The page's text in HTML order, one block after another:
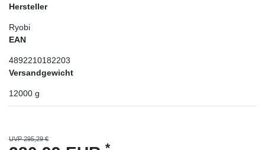
Hersteller
Ryobi
EAN
4892210182203
Versandgewicht
12000 g
UVP 295,29 €